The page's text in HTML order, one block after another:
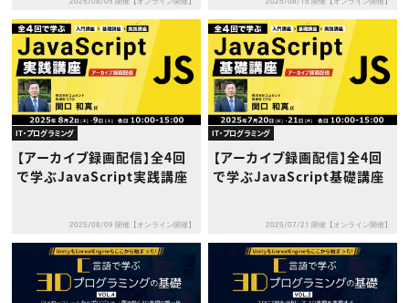
IT・プログラミング
【アーカイブ録画配信】全4回
で学ぶJavaScript実践講座
2025/08/09 開催【オンライン開催】
IT・プログラミング
【アーカイブ録画配信】全4回
で学ぶJavaScript基礎講座
2025/07/21 開催【オンライン開催】